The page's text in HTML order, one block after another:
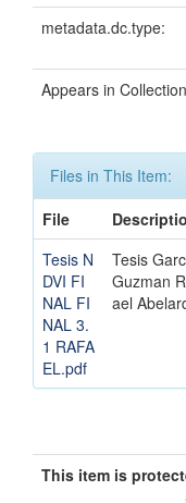
metadata.dc.type:
Appears in
Files in This Item:
File
Tesis N
DVI FI
NAL FI
NAL 3.
1 RAFA
EL.pdf
Tesis
Guzman
ael
This item is